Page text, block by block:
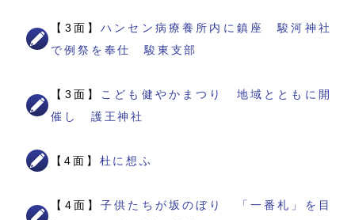
【3面】ハンセン病療養所内に鎮座 駿河神社
で例祭を奉仕 駿東支部
【3面】
こども健やかまつり 地域とともに開
催し 護王神社
【4面】 杜に想ふ
【4面】子供たちが坂のぼり 「一番札」を目